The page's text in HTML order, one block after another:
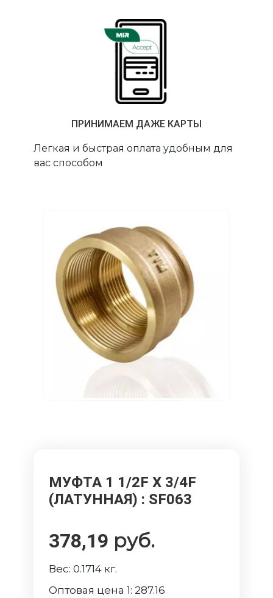
ПРИНИМАЕМ ДАЖЕ КАРТЫ
Легкая и быстрая оплата удобным для
вас способом
МУФТА 1 1/2F Х 3/4F
(ЛАТУННАЯ) : SF063
378,19 руб.
Вес:0.1714 кг.
Оптовая цена 1: 287.16